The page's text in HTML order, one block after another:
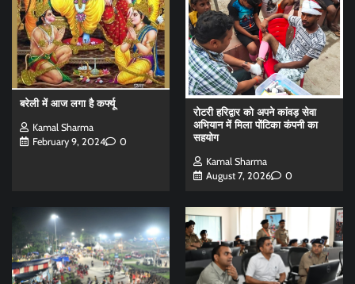
बरेली में आज लगा है कर्फ्यू
Kamal Sharma
February 9, 2024
0
रोटरी हरिद्वार को अपने कांवड़ सेवा
अभियान में मिला पोंटिका कंपनी का
सहयोग
Kamal Sharma
August 7, 2026
0